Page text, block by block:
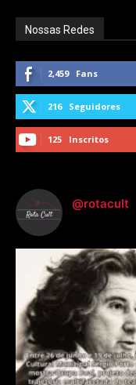
Nossas Redes
2,459 Fans
216 Seguidores
125 Inscritos
@rotacult